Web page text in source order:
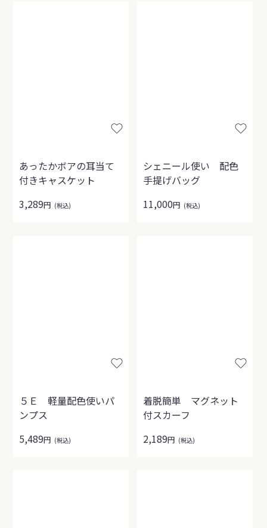
あったかボアの耳当て
付きキャスケット
3,289円 (税込)
シェニール使い 配色
手提げバッグ
11,000円 (税込)
５Ｅ 軽量配色使いパ
ンプス
5,489円 (税込)
着脱簡単 マグネット
付スカーフ
2,189円 (税込)